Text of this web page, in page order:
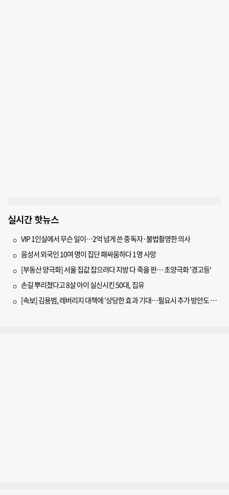
실시간 핫뉴스
VIP 1인실에서 무슨 일이…2억 넘게 쓴 중독자·불법촬영한 의사
음성서 외국인 10여 명이 집단 패싸움하다 1명 사망
[부동산 양극화] 서울 집값 잡으려다 지방 다 죽을 판… 초양극화 '경고등'
손길 뿌리쳤다고 8살 아이 실신시킨 50대, 집유
[속보] 김용범, 레버리지 대책에 '상당한 효과 기대…필요시 추가 방안도 검토'